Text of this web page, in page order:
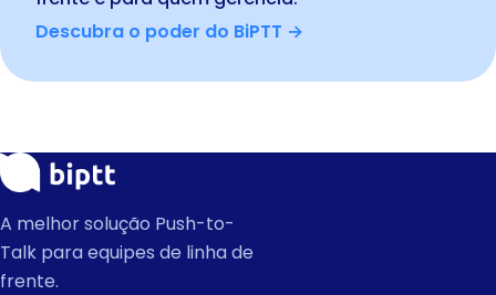
Descubra o poder do BiPTT →
A melhor solução Push-to-
Talk para equipes de linha de
frente.